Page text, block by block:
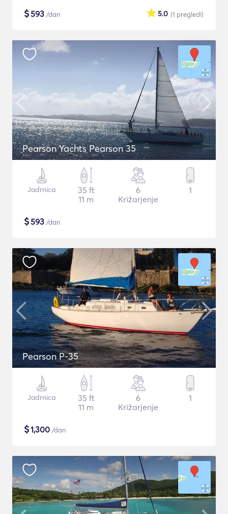
$593 /dan (1 pregledi)
5.0
Pearson Yachts Pearson 35
Jadrnica
35 ft
11 m
6
Križarjenje
1
$593 /dan
Pearson P-35
Jadrnica
35 ft
11 m
6
Križarjenje
1
$1,300 /dan